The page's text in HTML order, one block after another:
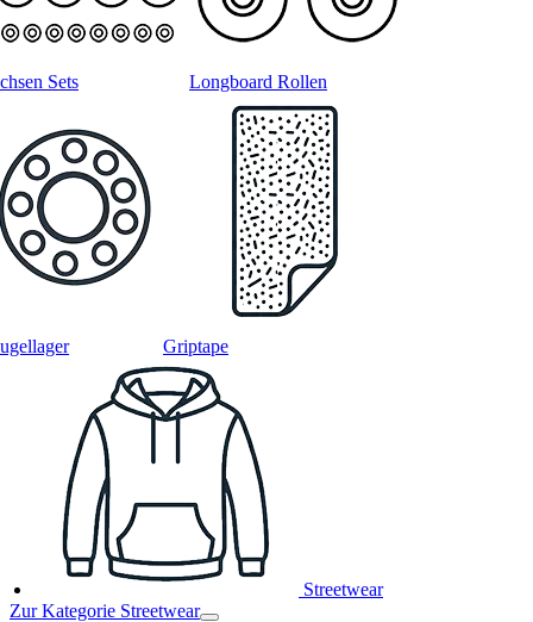
Sets Longboard Rollen
Griptape
Streetwear
Zur Kategorie Streetwear